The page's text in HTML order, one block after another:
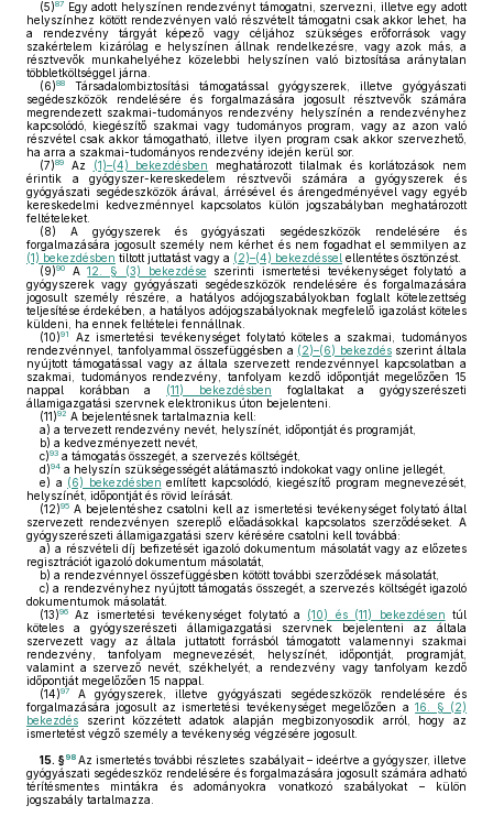
(5)87 Egy adott helyszínen rendezvényt támogatni, szervezni, illetve egy adott
helyszínhez kötött rendezvényen való részvételt támogatni csak akkor lehet, ha
a rendezvény tárgyát képező vagy céljához szükséges erőforrások vagy
szakértelem kizárólag e helyszínen állnak rendelkezésre, vagy azok más, a
résztvevők munkahelyéhez közelebbi helyszínen való biztosítása aránytalan
többletköltséggel járna.
(6)88
Társadalombiztosítási támogatással gyógyszerek, illetve gyógyászati
segédeszközök rendelésére és forgalmazására jogosult résztvevők számára
megrendezett szakmai-tudományos rendezvény helyszínén a rendezvényhez
kapcsolódó, kiegészítő szakmai vagy tudományos program, vagy az azon való
részvétel csak akkor támogatható, illetve ilyen program csak akkor szervezhető,
ha arra a szakmai-tudományos rendezvény idején kerül sor.
(7)89 Az (1)–(4) bekezdésben
meghatározott tilalmak és korlátozások nem
érintik a gyógyszer-kereskedelem résztvevői számára a gyógyszerek és
gyógyászati segédeszközök árával, árrésével és árengedményével vagy egyéb
kereskedelmi kedvezménnyel kapcsolatos külön jogszabályban meghatározott
feltételeket.
(8) A gyógyszerek és gyógyászati segédeszközök rendelésére és
forgalmazására jogosult személy nem kérhet és nem fogadhat el semmilyen az
(1) bekezdésben tiltott juttatást vagy a (2)–(4) bekezdéssel ellentétes ösztönzést.
(9)90 A12. § (3) bekezdése szerinti ismertetési tevékenységet folytató a
gyógyszerek vagy gyógyászati segédeszközök rendelésére és forgalmazására
jogosult személy részére, a hatályos adójogszabályokban foglalt kötelezettség
teljesítése érdekében, a hatályos adójogszabályoknak megfelelő igazolást köteles
küldeni, ha ennek feltételei fennállnak.
(10)91
Az ismertetési tevékenységet folytató köteles a szakmai, tudományos
rendezvénnyel, tanfolyammal összefüggésben a (2)–(6) bekezdésszerint általa
nyújtott támogatással vagy az általa szervezett rendezvénnyel kapcsolatban a
szakmai, tudományos rendezvény, tanfolyam kezdő időpontját megelőzően 15
nappal korábban a (11) bekezdésben foglaltakat a gyógyszerészeti
államigazgatási szervnek elektronikus úton bejelenteni.
(11)92 A bejelentésnek tartalmaznia kell:
a) a tervezett rendezvény nevét, helyszínét, időpontját és programját,
b) a kedvezményezett nevét,
c)93 a támogatás összegét, a szervezés költségét,
d)94 a helyszín szükségességét alátámasztó indokokat vagy online jellegét,
e) a (6) bekezdésben említett kapcsolódó, kiegészítő program megnevezését,
helyszínét, időpontját és rövid leírását.
(12)95 A bejelentéshez csatolni kell az ismertetési tevékenységet folytató által
szervezett rendezvényen szereplő előadásokkal kapcsolatos szerződéseket. A
gyógyszerészeti államigazgatási szerv kérésére csatolni kell továbbá:
a) a részvételi díj befizetését igazoló dokumentum másolatát vagy az előzetes
regisztrációt igazoló dokumentum másolatát,
b) a rendezvénnyel összefüggésben kötött további szerződések másolatát,
c) a rendezvényhez nyújtott támogatás összegét, a szervezés költségét igazoló
dokumentumok másolatát.
(13)96 Az ismertetési tevékenységet folytató a (10) és (11) bekezdésen túl
köteles a gyógyszerészeti államigazgatási szervnek bejelenteni az általa
szervezett vagy az általa juttatott forrásból támogatott valamennyi szakmai
rendezvény, tanfolyam megnevezését, helyszínét, időpontját, programját,
valamint a szervező nevét, székhelyét, a rendezvény vagy tanfolyam kezdő
időpontját megelőzően 15 nappal.
(14)97
A gyógyszerek, illetve gyógyászati segédeszközök rendelésére és
forgalmazására jogosult az ismertetési tevékenységet megelőzően a16. § (2)
bekezdés szerint közzétett adatok alapján megbizonyosodik arról, hogy az
ismertetést végző személy a tevékenység végzésére jogosult.
15. §98 Az ismertetés további részletes szabályait – ideértve a gyógyszer, illetve
gyógyászati segédeszköz rendelésére és forgalmazására jogosult számára adható
térítésmentes mintákra és adományokra vonatkozó szabályokat – külön
jogszabály tartalmazza.